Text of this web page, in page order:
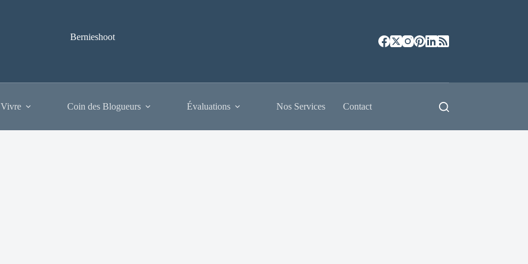
Bernieshoot
Coin des Blogueurs Évaluations Nos Services Contact